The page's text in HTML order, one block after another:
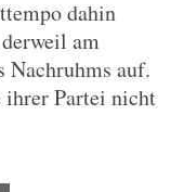
dahin
am
auf.
ihrer Partei nicht